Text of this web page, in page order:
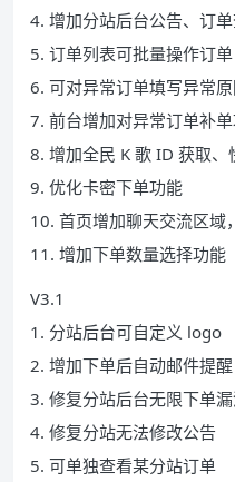
4. 增加分站后台公告、订
5. 订单列表可批量操作订
6. 可对异常订单填写异常
7. 前台增加对异常订单补
8. 增加全民 K 歌 ID 获取、
9. 优化卡密下单功能
10. 首页增加聊天交流区域
11. 增加下单数量选择功能
V3.1
1. 分站后台可自定义 logo
2. 增加下单后自动邮件提醒
3. 修复分站后台无限下单
4. 修复分站无法修改公告
5. 可单独查看某分站订单